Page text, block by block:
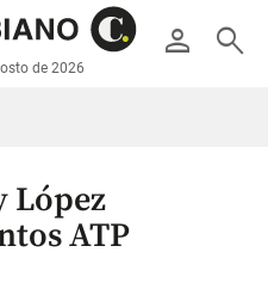
person search
de 2026
López
ATP